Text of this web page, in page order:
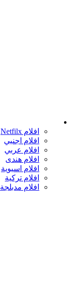
افلام Netfilx
افلام اجنبي
افلام عربي
افلام هندى
افلام اسيوية
افلام تركية
افلام مدبلجة